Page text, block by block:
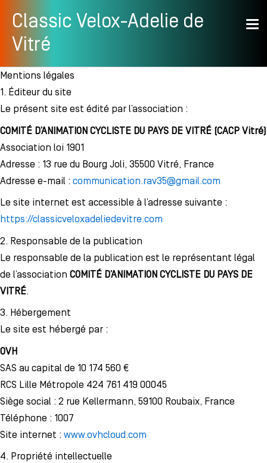
contenu
Classic Velox-Adelie de
Vitré
Mentions légales
1. Éditeur du site
Le présent site est édité par l’association :
COMITÉ D’ANIMATION CYCLISTE DU PAYS DE VITRÉ (CACP Vitré)
Association loi 1901
Adresse : 13 rue du Bourg Joli, 35500 Vitré, France
Adresse e-mail : communication.rav35@gmail.com
Le site internet est accessible à l’adresse suivante :
https://classicveloxadeliedevitre.com
2. Responsable de la publication
Le responsable de la publication est le représentant légal
de l’association COMITÉ D’ANIMATION CYCLISTE DU PAYS DE
VITRÉ.
3. Hébergement
Le site est hébergé par :
OVH
SAS au capital de 10 174 560 €
RCS Lille Métropole 424 761 419 00045
Siège social : 2 rue Kellermann, 59100 Roubaix, France
Téléphone : 1007
Site internet : www.ovhcloud.com
4. Propriété intellectuelle